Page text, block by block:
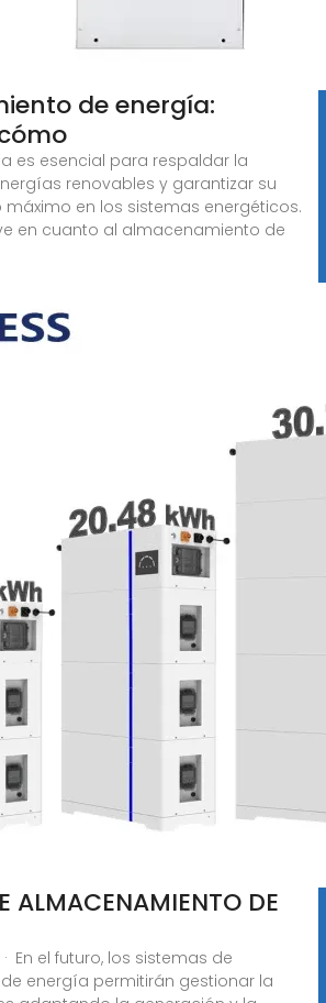
de energía:
es esencial para respaldar la
renovables y garantizar su
en los sistemas energéticos.
en cuanto al almacenamiento de
ALMACENAMIENTO DE
En el futuro, los sistemas de
energía permitirán gestionar la